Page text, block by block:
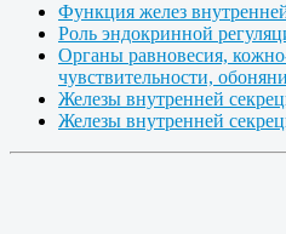
Функция желез
Роль эндокринной
Органы равновесия,
чувствительности,
Железы внутренней
Железы внутренней